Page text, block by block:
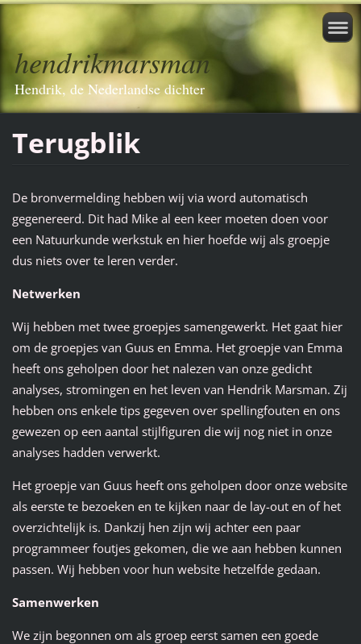
hendrikmarsman
Hendrik, de Nederlandse dichter
Terugblik
De bronvermelding hebben wij via word automatisch
gegenereerd. Dit had Mike al een keer moeten doen voor
een Natuurkunde werkstuk en hier hoefde wij als groepje
dus niets over te leren verder.
Netwerken
Wij hebben met twee groepjes samengewerkt. Het gaat hier
om de groepjes van Guus en Emma. Het groepje van Emma
heeft ons geholpen door het nalezen van onze gedicht
analyses, stromingen en het leven van Hendrik Marsman. Zij
hebben ons enkele tips gegeven over spellingfouten en ons
gewezen op een aantal stijlfiguren die wij nog niet in onze
analyses hadden verwerkt.
Het groepje van Guus heeft ons geholpen door onze website
als eerste te bezoeken en te kijken naar de lay-out en of het
overzichtelijk is. Dankzij hen zijn wij achter een paar
programmeer foutjes gekomen, die we aan hebben kunnen
passen. Wij hebben voor hun website hetzelfde gedaan.
Samenwerken
We zijn begonnen om als groep eerst samen een goede